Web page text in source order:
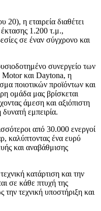
η εταιρεία διαθέτει
έκτασης 1.200 τ.μ.,
σε έναν σύγχρονο και
συνεργείο των
και Daytona, η
ποιοτικών προϊόντων και
ομάδα μας βρίσκεται
άμεση και αξιόπιστη
εμπειρία.
από 30.000 ενεργοί
καλύπτοντας ένα ευρύ
και αναβάθμισης
κατάρτιση και την
σε κάθε πτυχή της
τεχνική υποστήριξη και